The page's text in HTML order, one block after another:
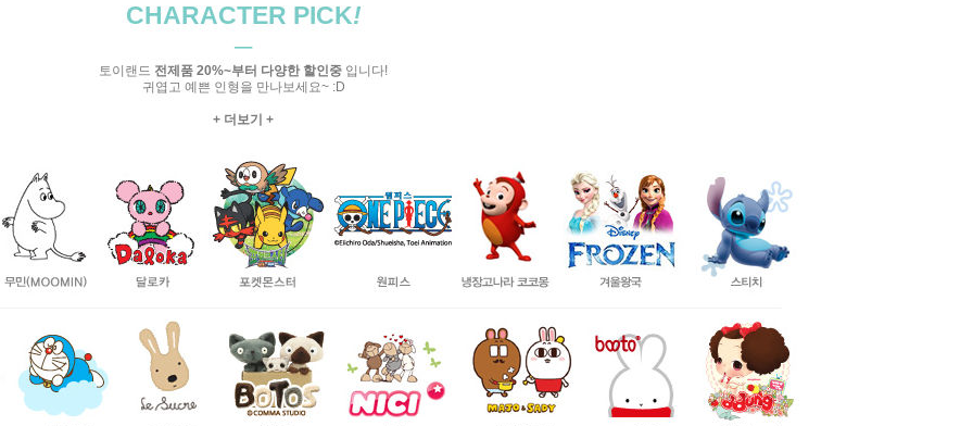
CHARACTER PICK!
─
토이랜드 전제품 20%~부터 다양한 할인중 입니다!
귀엽고 예쁜 인형을 만나보세요~ :D
+ 더보기 +